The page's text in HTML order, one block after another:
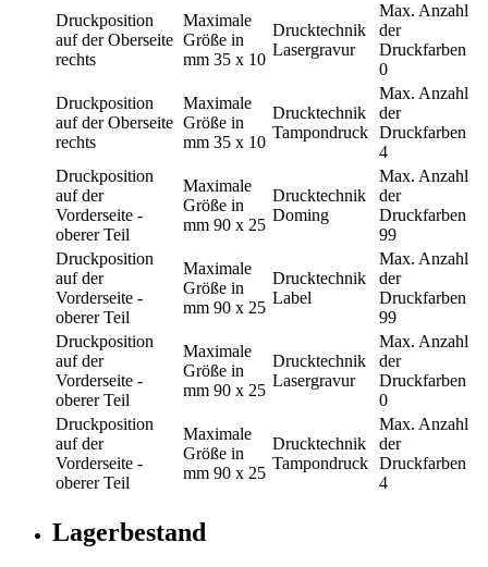
Druckposition
auf der Oberseite
rechts
Maximale
Größe in
mm 35 x 10
Drucktechnik
Lasergravur
Max. Anzahl
der
Druckfarben
0
Druckposition
auf der Oberseite
rechts
Maximale
Größe in
mm 35 x 10
Drucktechnik
Tampondruck
Max. Anzahl
der
Druckfarben
4
Druckposition
auf der
Vorderseite -
oberer Teil
Maximale
Größe in
mm 90 x 25
Drucktechnik
Doming
Max. Anzahl
der
Druckfarben
99
Druckposition
auf der
Vorderseite -
oberer Teil
Maximale
Größe in
mm 90 x 25
Drucktechnik
Label
Max. Anzahl
der
Druckfarben
99
Druckposition
auf der
Vorderseite -
oberer Teil
Maximale
Größe in
mm 90 x 25
Drucktechnik
Lasergravur
Max. Anzahl
der
Druckfarben
0
Druckposition
auf der
Vorderseite -
oberer Teil
Maximale
Größe in
mm 90 x 25
Drucktechnik
Tampondruck
Max. Anzahl
der
Druckfarben
4
Lagerbestand